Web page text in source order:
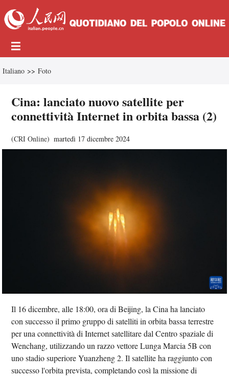
Italiano >> Foto
Cina: lanciato nuovo satellite per
connettività Internet in orbita bassa (2)
(CRI Online) martedì 17 dicembre 2024
Il 16 dicembre, alle 18:00, ora di Beijing, la Cina ha lanciato
con successo il primo gruppo di satelliti in orbita bassa terrestre
per una connettività di Internet satellitare dal Centro spaziale di
Wenchang, utilizzando un razzo vettore Lunga Marcia 5B con
uno stadio superiore Yuanzheng 2. Il satellite ha raggiunto con
successo l'orbita prevista, completando così la missione di